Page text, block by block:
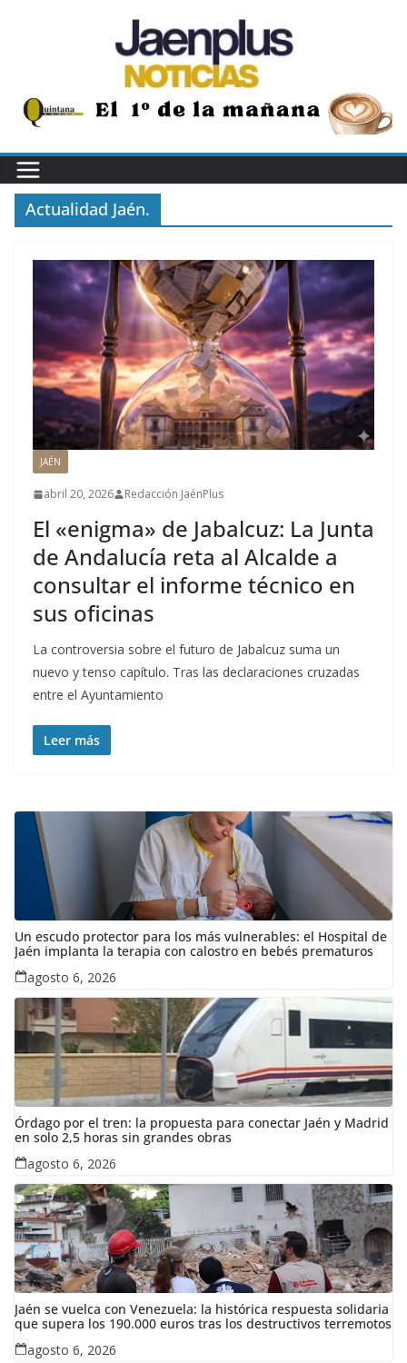
Actualidad Jaén.
JAÉN
abril 20, 2026 Redacción JaénPlus
El «enigma» de Jabalcuz: La Junta
de Andalucía reta al Alcalde a
consultar el informe técnico en
sus oficinas
La controversia sobre el futuro de Jabalcuz suma un
nuevo y tenso capítulo. Tras las declaraciones cruzadas
entre el Ayuntamiento
Leer más
Un escudo protector para los más vulnerables: el Hospital de
Jaén implanta la terapia con calostro en bebés prematuros
agosto 6, 2026
Órdago por el tren: la propuesta para conectar Jaén y Madrid
en solo 2,5 horas sin grandes obras
agosto 6, 2026
Jaén se vuelca con Venezuela: la histórica respuesta solidaria
que supera los 190.000 euros tras los destructivos terremotos
agosto 6, 2026